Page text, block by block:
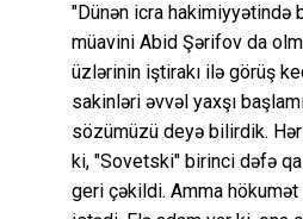
"Dünən icra hakimiyyətində
müavini Abid Şərifov da
üzlərinin iştirakı ilə görüş
sakinləri əvvəl yaxşı
sözümüzü deyə bilirdik.
ki, "Sovetski" birinci dəfə
geri çəkildi. Amma